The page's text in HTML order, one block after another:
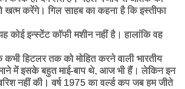
खत्म करेंगे। गिल साहब का कहना है कि इस्तीफा
कोई इन्स्टेंट कॉफी मशीन नहीं है। हालांकि वह
हिटलर तक को मोहित करने वाली भारतीय
में इसके बहुत माई-बाप थे, आज भी हैं। लेकिन इन
नहीं की। वर्ष 1975 का वर्ल्ड कप जब हम जीते